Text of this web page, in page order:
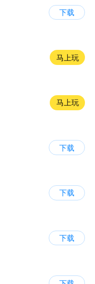
下载
马上玩
马上玩
下载
下载
下载